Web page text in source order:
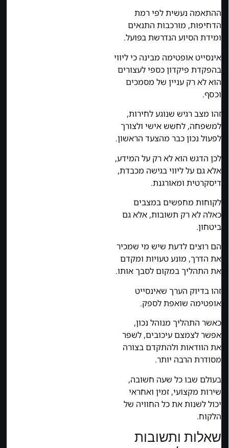
ההתאמה נעשית לפי רמת
הדחיפות, מורכבות התנאים
ומידת הסיוע הנדרשת בפועל.
אינסייט אופטימה מבינה כי ליווי
בהפקדת פיקדון כספי לעצורים
הוא לא רק עניין של מסמכים
וכסף.
זהו מצב רגיש שנוגע לחירות,
למשפחה, לחשש אישי ולצורך
לפעול נכון כבר מהצעד הראשון.
לכן הדגש הוא לא רק על המידע,
אלא גם על ליווי בגישה מכבדת,
דיסקרטית ומאורגנת.
לקוחות מחפשים במצבים
כאלה לא רק תשובות, אלא גם
ביטחון.
הם רוצים לדעת שיש מי שמכיר
את הדרך, מונע טעויות ומקדם
את התהליך במקום לסבך אותו.
זהו בדיוק הערך שאינסייט
אופטימה שואפת לספק.
כאשר התהליך מנוהל נכון,
אפשר לצמצם עיכובים, לשפר
את הוודאות ולהתקדם בצורה
מסודרת הרבה יותר.
בעולם שבו כל שעה חשובה,
שירות מקצועי, זמין ואחראי
יכול לשנות את כל החוויה של
הלקוח.
שאלות ותשובות